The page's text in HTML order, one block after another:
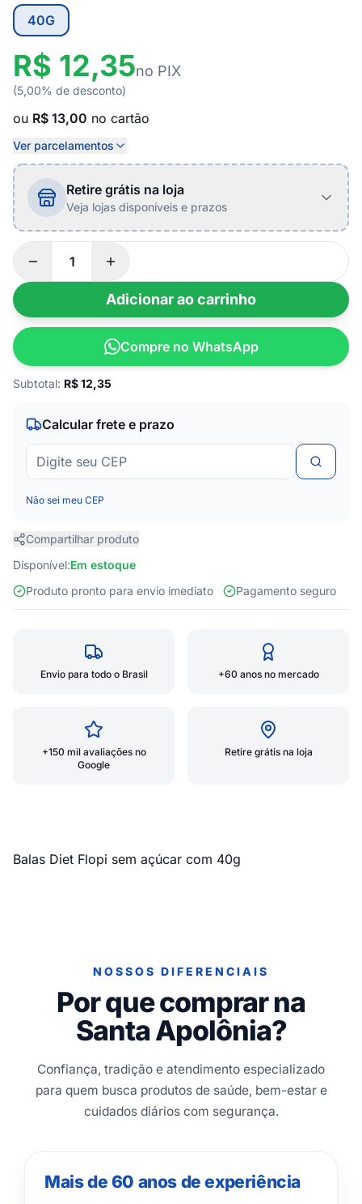
40G
R$ 12,35no PIX
(5,00% de desconto)
ou R$ 13,00 no cartão
Ver parcelamentos
Retire grátis na loja
Veja lojas disponíveis e prazos
Adicionar ao carrinho
Compre no WhatsApp
Subtotal: R$12,35
Calcular frete e prazo
Não sei meu CEP
Compartilhar produto
Disponível:Em estoque
Produto pronto para envio imediato
Pagamento seguro
Envio para todo o Brasil +60 anos no mercado
+150 mil avaliações no
Google
Retire grátis na loja
Balas Diet Flopi sem açúcar com 40g
NOSSOS DIFERENCIAIS
Por que comprar na
Santa Apolônia?
Confiança, tradição e atendimento especializado
para quem busca produtos de saúde, bem-estar e
cuidados diários com segurança.
Mais de 60 anos de experiência